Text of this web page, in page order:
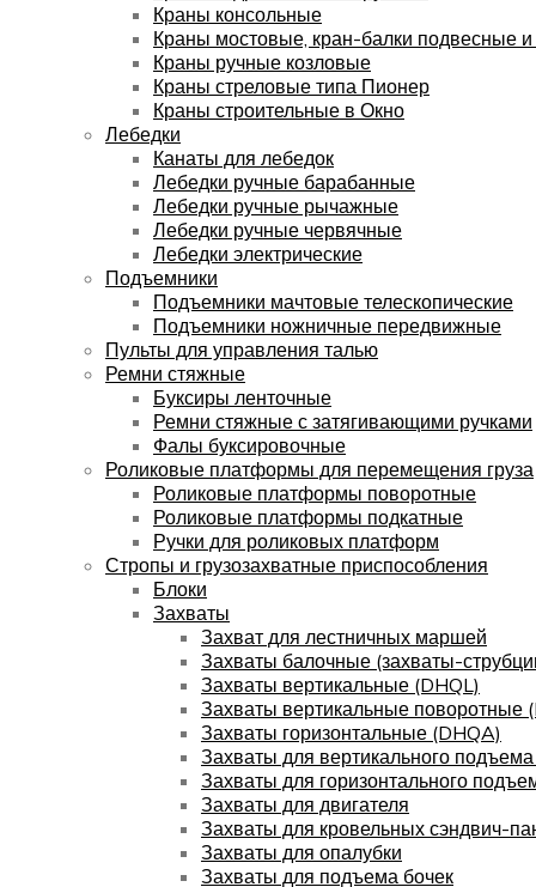
Краны консольные
Краны мостовые, кран-балки подвесные
Краны ручные козловые
Краны стреловые типа Пионер
Краны строительные в Окно
Лебедки
Канаты для лебедок
Лебедки ручные барабанные
Лебедки ручные рычажные
Лебедки ручные червячные
Лебедки электрические
Подъемники
Подъемники мачтовые телескопические
Подъемники ножничные передвижные
Пульты для управления талью
Ремни стяжные
Буксиры ленточные
Ремни стяжные с затягивающими ручками
Фалы буксировочные
Роликовые платформы для перемещения груза
Роликовые платформы поворотные
Роликовые платформы подкатные
Ручки для роликовых платформ
Стропы и грузозахватные приспособления
Блоки
Захваты
Захват для лестничных маршей
Захваты балочные (захваты-
Захваты вертикальные (DHQL)
Захваты вертикальные поворотные
Захваты горизонтальные (DHQA)
Захваты для вертикального
Захваты для горизонтального
Захваты для двигателя
Захваты для кровельных сэндвич-
Захваты для опалубки
Захваты для подъема бочек